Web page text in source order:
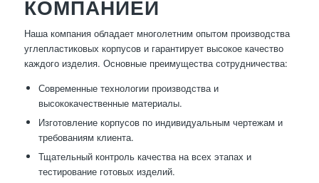
КОМПАНИЕЙ
Наша компания обладает многолетним опытом производства
углепластиковых корпусов и гарантирует высокое качество
каждого изделия. Основные преимущества сотрудничества:
Современные технологии производства и
высококачественные материалы.
Изготовление корпусов по индивидуальным чертежам и
требованиям клиента.
Тщательный контроль качества на всех этапах и
тестирование готовых изделий.